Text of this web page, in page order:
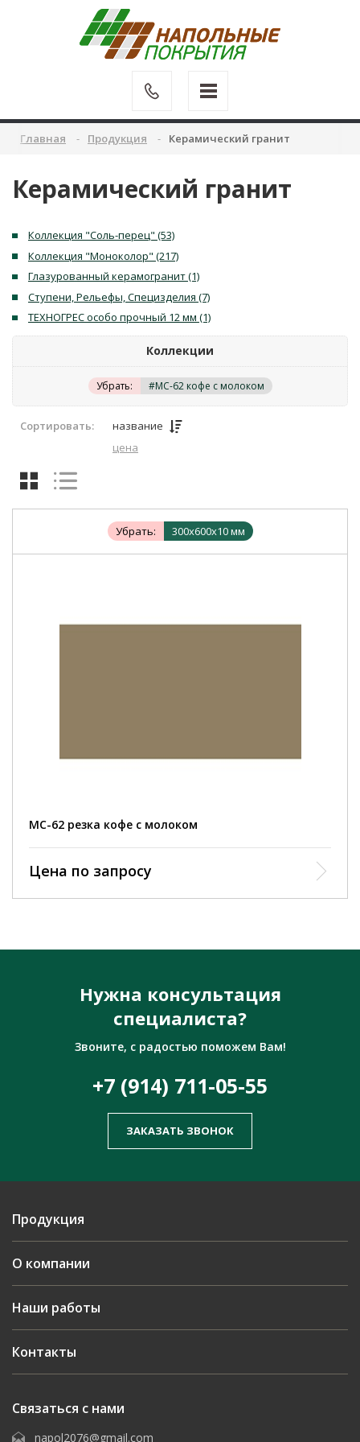
Главная Продукция Керамический гранит
Керамический гранит
Коллекция "Соль-перец" (53)
Коллекция "Моноколор" (217)
Глазурованный керамогранит (1)
Ступени, Рельефы, Специзделия (7)
ТЕХНОГРЕС особо прочный 12 мм (1)
Коллекции
Убрать: #MC-62 кофе с молоком
Сортировать:
название
цена
Убрать: 300х600х10 мм
MC-62 резка кофе с молоком
Цена по запросу
Нужна консультация
специалиста?
Звоните, с радостью поможем Вам!
+7 (914) 711-05-55
ЗАКАЗАТЬ ЗВОНОК
Продукция
О компании
Наши работы
Контакты
Связаться с нами
napol2076@gmail.com